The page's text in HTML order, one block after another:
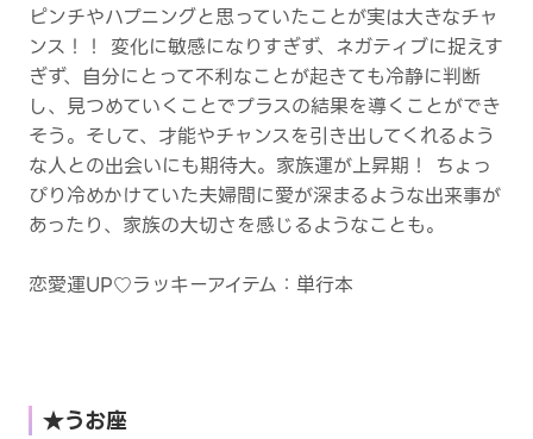
ピンチやハプニングと思っていたことが実は大きなチャ
ンス！！ 変化に敏感になりすぎず、ネガティブに捉えす
ぎず、自分にとって不利なことが起きても冷静に判断
し、見つめていくことでプラスの結果を導くことができ
そう。そして、才能やチャンスを引き出してくれるよう
な人との出会いにも期待大。家族運が上昇期！ ちょっ
ぴり冷めかけていた夫婦間に愛が深まるような出来事が
あったり、家族の大切さを感じるようなことも。
恋愛運UP♡ラッキーアイテム：単行本
★うお座